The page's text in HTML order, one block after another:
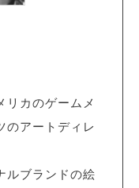
リカのゲームメ
のアートディレ
ルブランドの絵